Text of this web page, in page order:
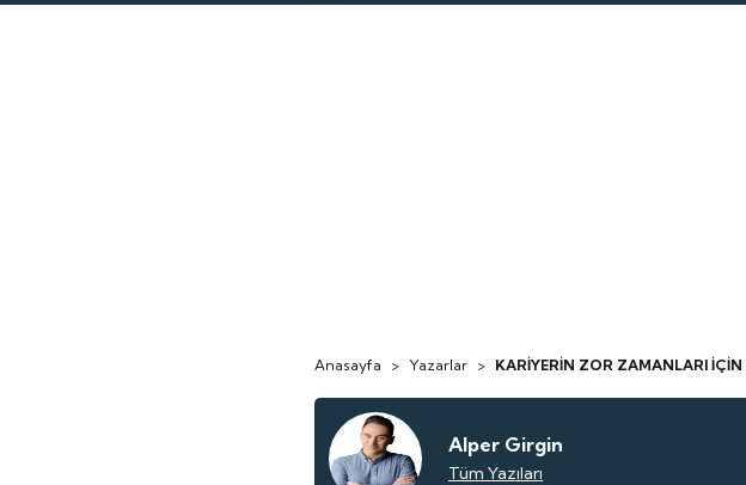
Anasayfa > Yazarlar > KARİYERİN ZOR ZAMANLARI İÇİN
Alper Girgin
Tüm Yazıları